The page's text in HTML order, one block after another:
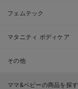
フェムテック
マタニティ ボディケア
その他
ママ&ベビーの商品を探す